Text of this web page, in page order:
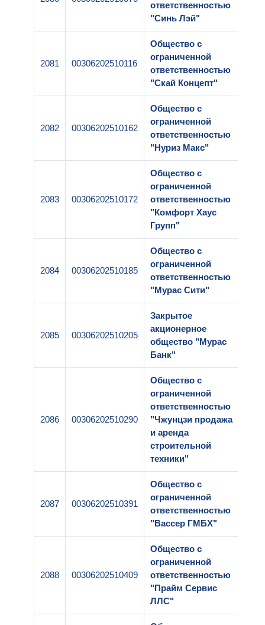
ответственностью
"Синь Лэй"
2081 00306202510116
Общество с
ограниченной
ответственностью
"Скай Концепт"
2082 00306202510162
Общество с
ограниченной
ответственностью
"Нуриз Макс"
2083 00306202510172
Общество с
ограниченной
ответственностью
"Комфорт Хаус
Групп"
2084 00306202510185
Общество с
ограниченной
ответственностью
"Мурас Сити"
2085 00306202510205
Закрытое
акционерное
общество "Мурас
Банк"
2086 00306202510290
Общество с
ограниченной
ответственностью
"Чжунцзи продажа
и аренда
строительной
техники"
2087 00306202510391
Общество с
ограниченной
ответственностью
"Вассер ГМБХ"
2088 00306202510409
Общество с
ограниченной
ответственностью
"Прайм Сервис
ЛЛС"